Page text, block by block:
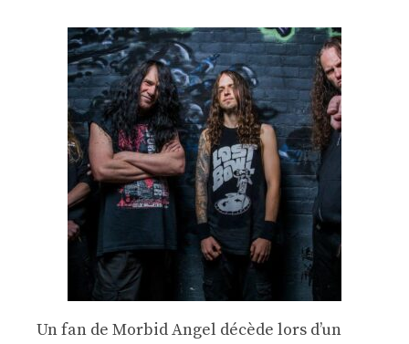
Un fan de Morbid Angel décède lors d’un